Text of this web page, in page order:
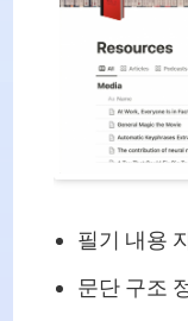
필기 내용
문단 구조